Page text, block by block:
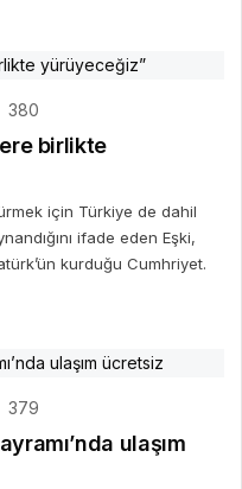
380
birlikte
için Türkiye de dahil
ifade eden Eşki,
kurduğu Cumhriyet.
379
ulaşım